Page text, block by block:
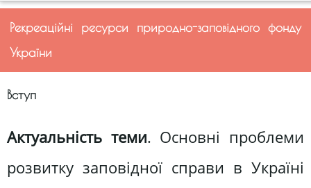
Рекреаційні ресурси природно-заповідного фонду
України
Вступ
Актуальність теми. Основні проблеми
розвитку заповідної справи в Україні